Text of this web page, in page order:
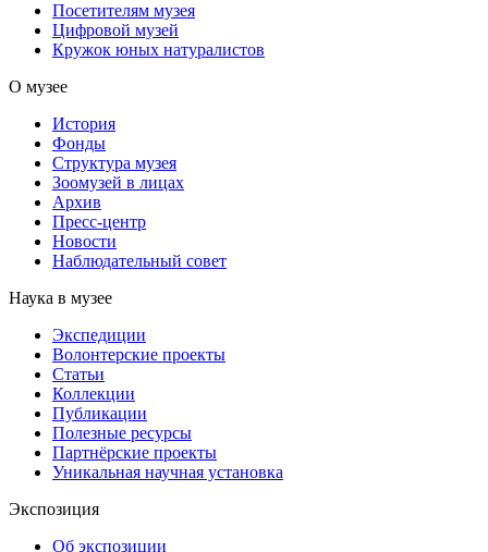
Посетителям музея
Цифровой музей
Кружок юных натуралистов
О музее
История
Фонды
Структура музея
Зоомузей в лицах
Архив
Пресс-центр
Новости
Наблюдательный совет
Наука в музее
Экспедиции
Волонтерские проекты
Статьи
Коллекции
Публикации
Полезные ресурсы
Партнёрские проекты
Уникальная научная установка
Экспозиция
Об экспозиции